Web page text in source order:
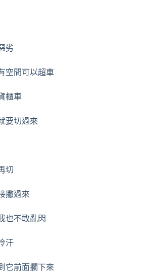
劣
空間可以超車
櫃車
要切過來
切
撇過來
也不敢亂閃
汗
它前面攔下來